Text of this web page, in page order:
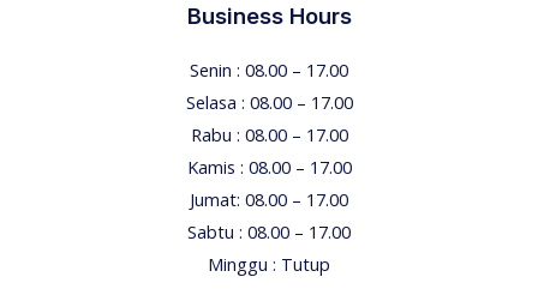
Business Hours
Senin : 08.00 – 17.00
Selasa : 08.00 – 17.00
Rabu : 08.00 – 17.00
Kamis : 08.00 – 17.00
Jumat: 08.00 – 17.00
Sabtu : 08.00 – 17.00
Minggu : Tutup